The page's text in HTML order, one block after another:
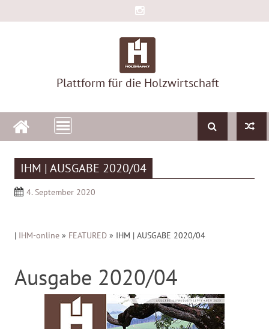
to
Plattform für die Holzwirtschaft
IHM | AUSGABE 2020/04
4. September 2020
| IHM-online » FEATURED » IHM | AUSGABE 2020/04
Ausgabe 2020/04